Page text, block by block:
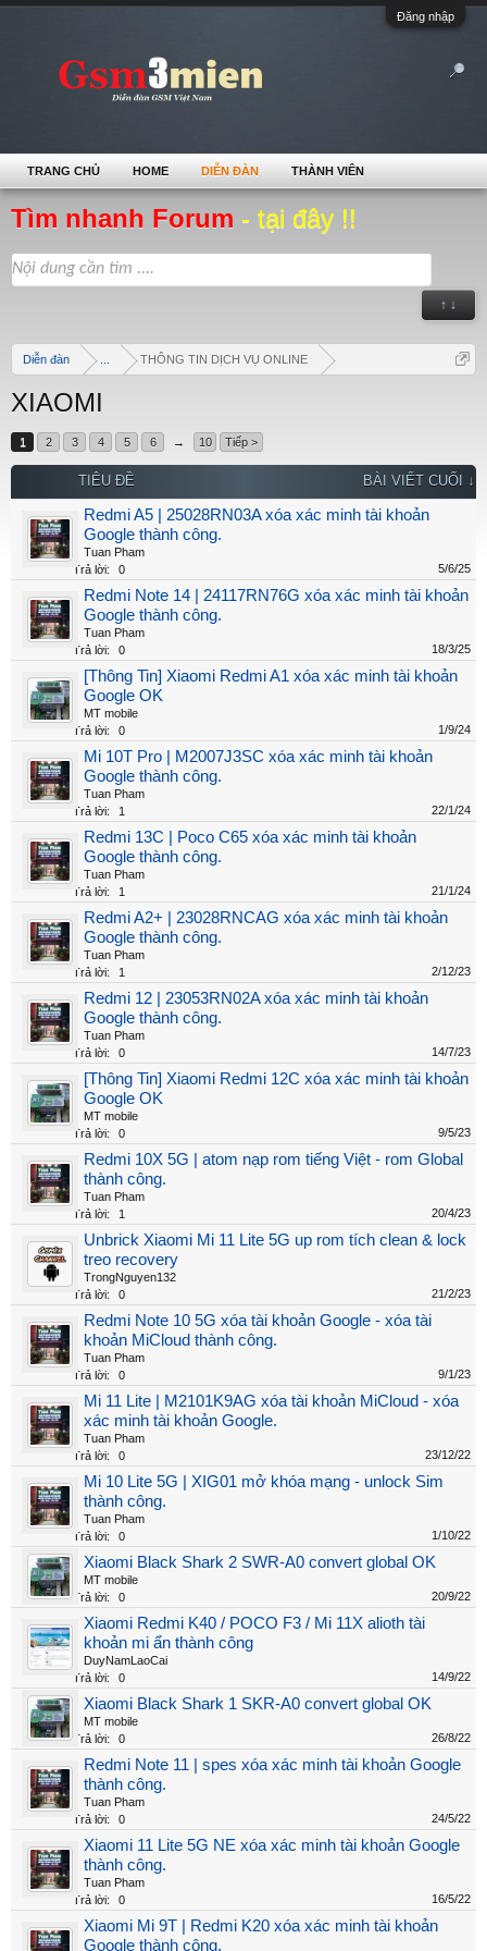
Đăng nhập
Tìm nhanh Forum - tại đây !!
↑ ↓
Diễn đàn THÔNG TIN DỊCH VỤ ONLINE
XIAOMI
1 2 3 4 5 6 → 10 Tiếp >
TIÊU ĐỀ BÀI VIẾT CUỐI ↓
Redmi A5 | 25028RN03A xóa xác minh tài khoản
Google thành công.
Tuan Pham
Trả lời:
0 5/6/25
Redmi Note 14 | 24117RN76G xóa xác minh tài khoản
Google thành công.
Tuan Pham
Trả lời:
0 18/3/25
[Thông Tin] Xiaomi Redmi A1 xóa xác minh tài khoản
Google OK
MT mobile
Trả lời:
0 1/9/24
Mi 10T Pro | M2007J3SC xóa xác minh tài khoản
Google thành công.
Tuan Pham
Trả lời:
1 22/1/24
Redmi 13C | Poco C65 xóa xác minh tài khoản
Google thành công.
Tuan Pham
Trả lời:
1 21/1/24
Redmi A2+ | 23028RNCAG xóa xác minh tài khoản
Google thành công.
Tuan Pham
Trả lời:
1 2/12/23
Redmi 12 | 23053RN02A xóa xác minh tài khoản
Google thành công.
Tuan Pham
Trả lời:
0 14/7/23
[Thông Tin] Xiaomi Redmi 12C xóa xác minh tài khoản
Google OK
MT mobile
Trả lời:
0 9/5/23
Redmi 10X 5G | atom nạp rom tiếng Việt - rom Global
thành công.
Tuan Pham
Trả lời:
1 20/4/23
Unbrick Xiaomi Mi 11 Lite 5G up rom tích clean & lock
treo recovery
TrongNguyen132
Trả lời:
0 21/2/23
Redmi Note 10 5G xóa tài khoản Google - xóa tài
khoản MiCloud thành công.
Tuan Pham
Trả lời:
0 9/1/23
Mi 11 Lite | M2101K9AG xóa tài khoản MiCloud - xóa
xác minh tài khoản Google.
Tuan Pham
Trả lời:
0 23/12/22
Mi 10 Lite 5G | XIG01 mở khóa mạng - unlock Sim
thành công.
Tuan Pham
Trả lời:
0 1/10/22
Xiaomi Black Shark 2 SWR-A0 convert global OK
MT mobile
Trả lời:
0 20/9/22
Xiaomi Redmi K40 / POCO F3 / Mi 11X alioth tài
khoản mi ẩn thành công
DuyNamLaoCai
Trả lời:
0 14/9/22
Xiaomi Black Shark 1 SKR-A0 convert global OK
MT mobile
Trả lời:
0 26/8/22
Redmi Note 11 | spes xóa xác minh tài khoản Google
thành công.
Tuan Pham
Trả lời:
0 24/5/22
Xiaomi 11 Lite 5G NE xóa xác minh tài khoản Google
thành công.
Tuan Pham
Trả lời:
0 16/5/22
Xiaomi Mi 9T | Redmi K20 xóa xác minh tài khoản
Google thành công.
TRANG CHỦ HOME DIỄN ĐÀN THÀNH VIÊN